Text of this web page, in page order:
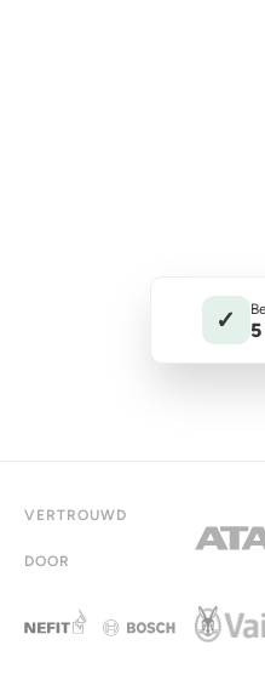
✓
VERTROUWD
DOOR